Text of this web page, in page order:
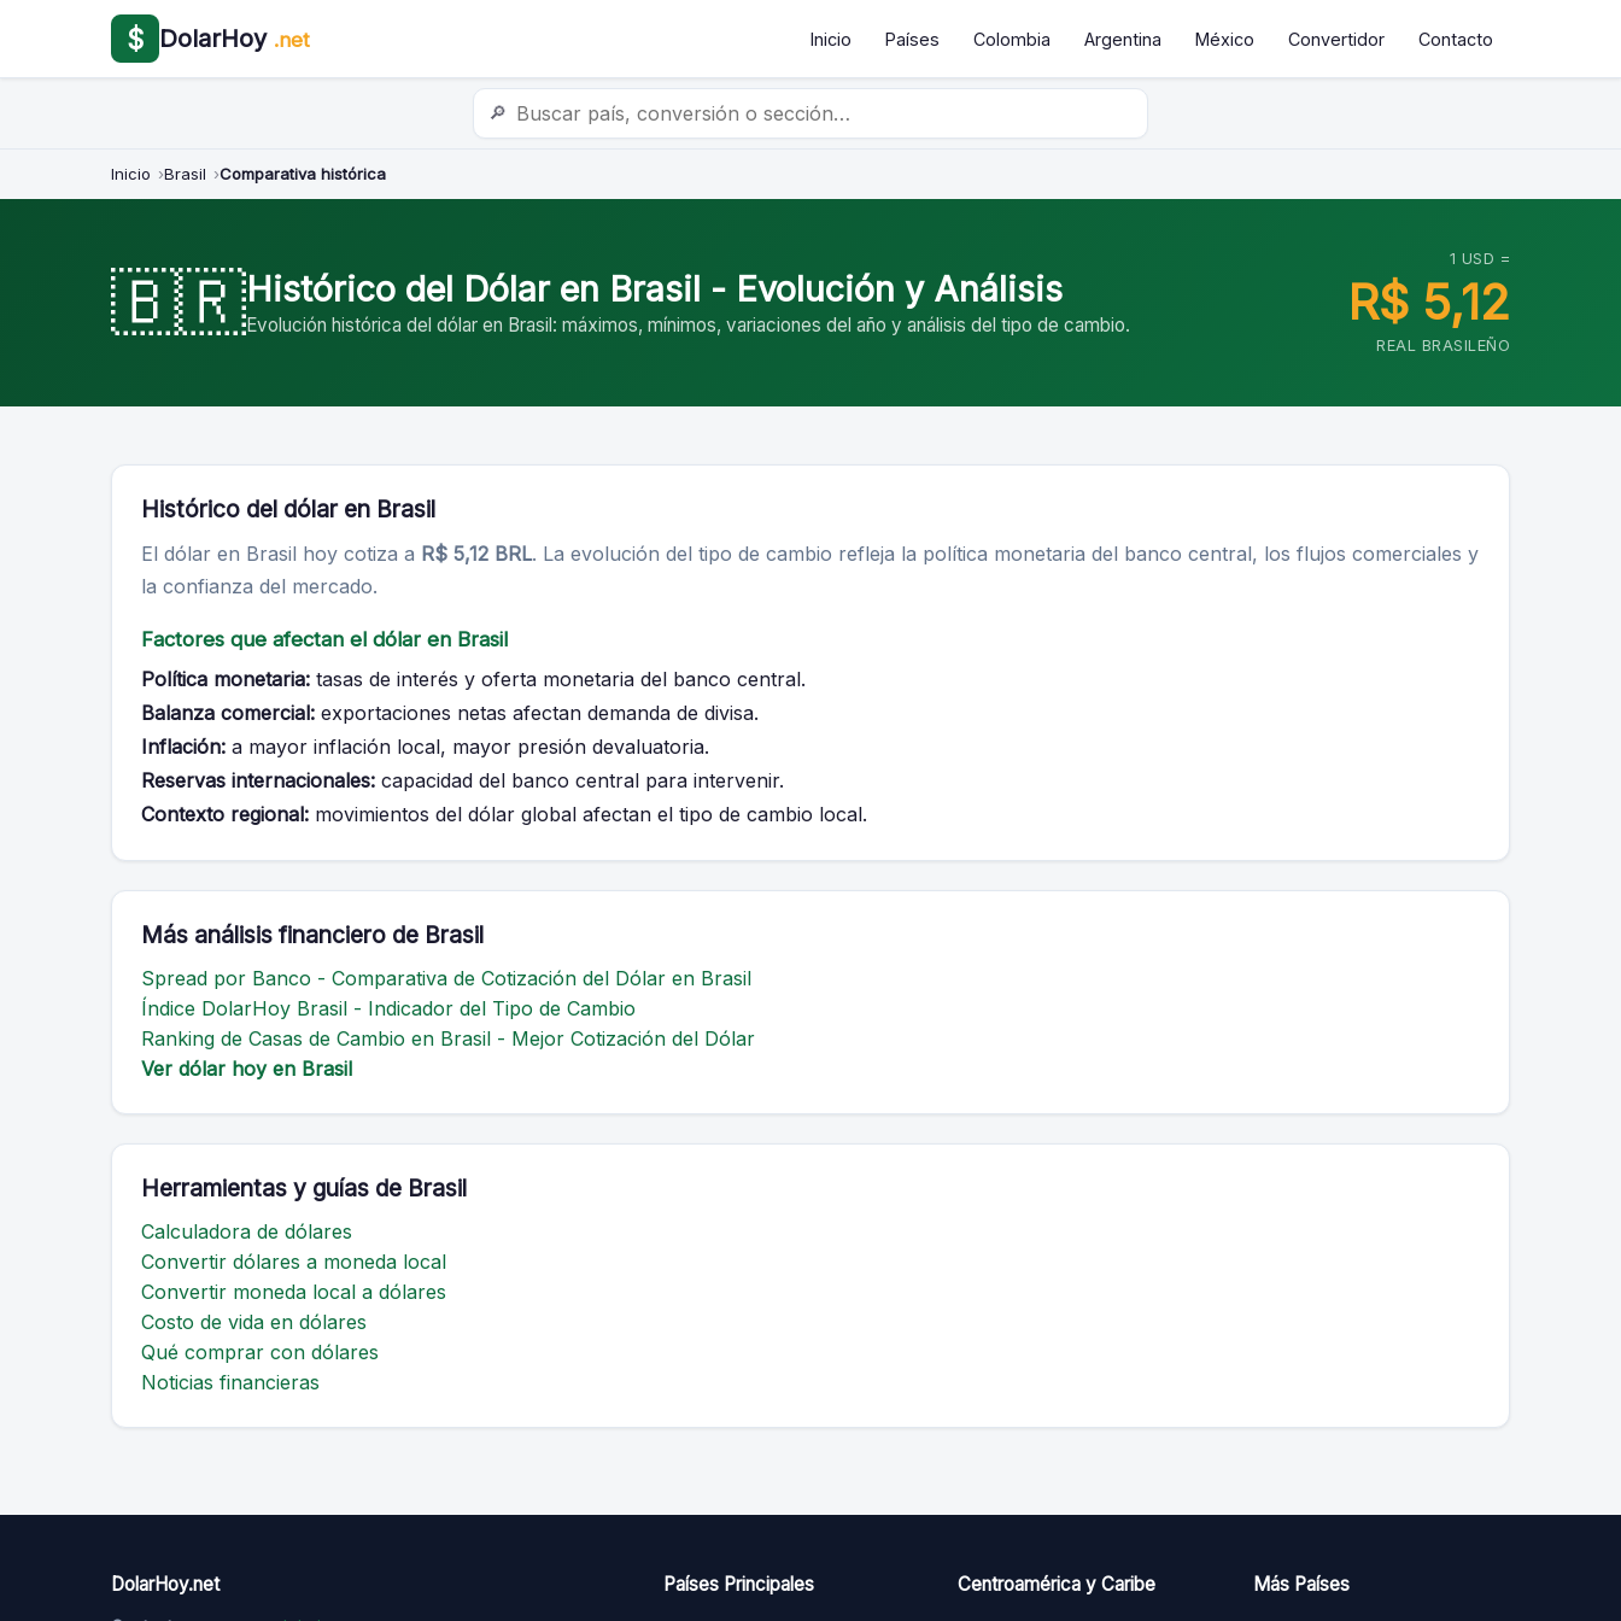
$ DolarHoy .net Inicio Países Colombia Argentina México Convertidor Contacto
🔎
Inicio Brasil Comparativa histórica
🇧🇷Histórico del Dólar en Brasil - Evolución y Análisis
Evolución histórica del dólar en Brasil: máximos, mínimos, variaciones del año y análisis del tipo de cambio.
1 USD =
R$ 5,12
REAL BRASILEÑO
Histórico del dólar en Brasil
El dólar en Brasil hoy cotiza a R$ 5,12 BRL. La evolución del tipo de cambio refleja la política monetaria del banco central, los flujos comerciales y
la confianza del mercado.
Factores que afectan el dólar en Brasil
Política monetaria: tasas de interés y oferta monetaria del banco central.
Balanza comercial: exportaciones netas afectan demanda de divisa.
Inflación: a mayor inflación local, mayor presión devaluatoria.
Reservas internacionales: capacidad del banco central para intervenir.
Contexto regional: movimientos del dólar global afectan el tipo de cambio local.
Más análisis financiero de Brasil
Spread por Banco - Comparativa de Cotización del Dólar en Brasil
Índice DolarHoy Brasil - Indicador del Tipo de Cambio
Ranking de Casas de Cambio en Brasil - Mejor Cotización del Dólar
Ver dólar hoy en Brasil
Herramientas y guías de Brasil
Calculadora de dólares
Convertir dólares a moneda local
Convertir moneda local a dólares
Costo de vida en dólares
Qué comprar con dólares
Noticias financieras
DolarHoy.net Países Principales Centroamérica y Caribe Más Países